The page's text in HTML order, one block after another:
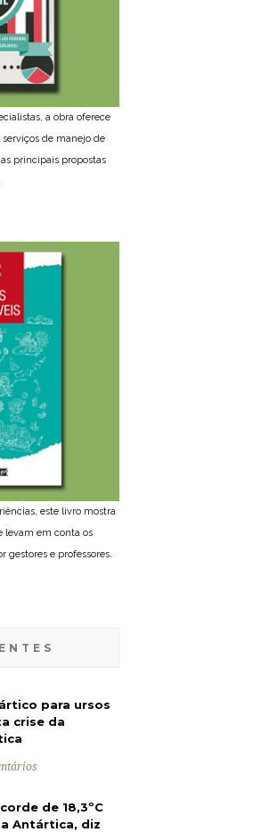
a obra oferece
de manejo de
principais propostas
este livro mostra
levam em conta os
gestores e professores.
para ursos
crise da
de 18,3ºC
Antártica, diz